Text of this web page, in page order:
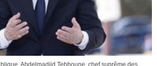
Abdelmadjid Tebboune, chef suprême des